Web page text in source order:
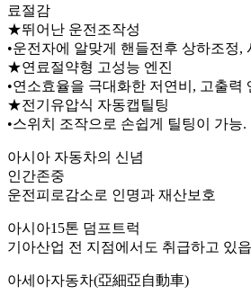
료절감
★뛰어난 운전조작성
•운전자에 알맞게 핸들전후 상하조정,
★연료절약형 고성능 엔진
•연소효율을 극대화한 저연비, 고출력
★전기유압식 자동캡틸팅
•스위치 조작으로 손쉽게 틸팅이 가능.
아시아 자동차의 신념
인간존중
운전피로감소로 인명과 재산보호
아시아15톤 덤프트럭
기아산업 전 지점에서도 취급하고 있
아세아자동차(亞細亞自動車)